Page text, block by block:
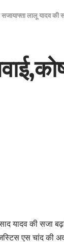
सजायाफ्ता लालू यादव
यादव की
एस चांद की